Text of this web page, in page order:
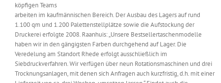
köpfigen Teams
arbeiten im kaufmännischen Bereich. Der Ausbau des Lagers auf rund
1.100 qm und 1.200 Palettenstellplätze sowie die Aufstockung der
Druckerei erfolgte 2008. Raanhuis: „Unsere Bestsellertaschenmodelle
haben wir in den gängigsten Farben durchgehend auf Lager. Die
Veredelung am Standort Rhede erfolgt ausschließlich im
Siebdruckverfahren. Wir verfügen über neun Rotationsmaschinen und drei
Trocknungsanlagen, mit denen sich Anfragen auch kurzfristig, d.h. mit einer